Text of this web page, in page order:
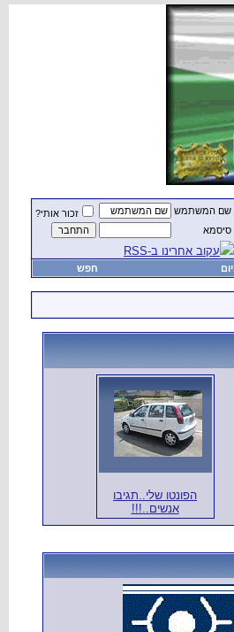
שם המשתמש
זכור אותי?
סיסמא
עקוב אחרינו ב-RSS
חפש
הפונטו שלי..תגיבו
אנשים..!!!